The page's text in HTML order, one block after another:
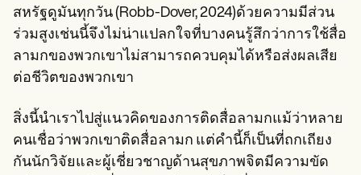
Informed Consent Form
Social Work Treatment Plans
DAR Note Template
Patient Visit Summary Template
Help Center
Webinars
Switch to Carepatron
Become a Partner
Pricing
สหรัฐดูมันทุกวัน (Robb-Dover, 2024)ด้วยความมีส่วน
ร่วมสูงเช่นนี้จึงไม่น่าแปลกใจที่บางคนรู้สึกว่าการใช้สื่อ
ลามกของพวกเขาไม่สามารถควบคุมได้หรือส่งผลเสีย
ต่อชีวิตของพวกเขา
สิ่งนี้นำเราไปสู่แนวคิดของการติดสื่อลามกแม้ว่าหลาย
คนเชื่อว่าพวกเขาติดสื่อลามก แต่คำนี้ก็เป็นที่ถกเถียง
กันนักวิจัยและผู้เชี่ยวชาญด้านสุขภาพจิตมีความขัด